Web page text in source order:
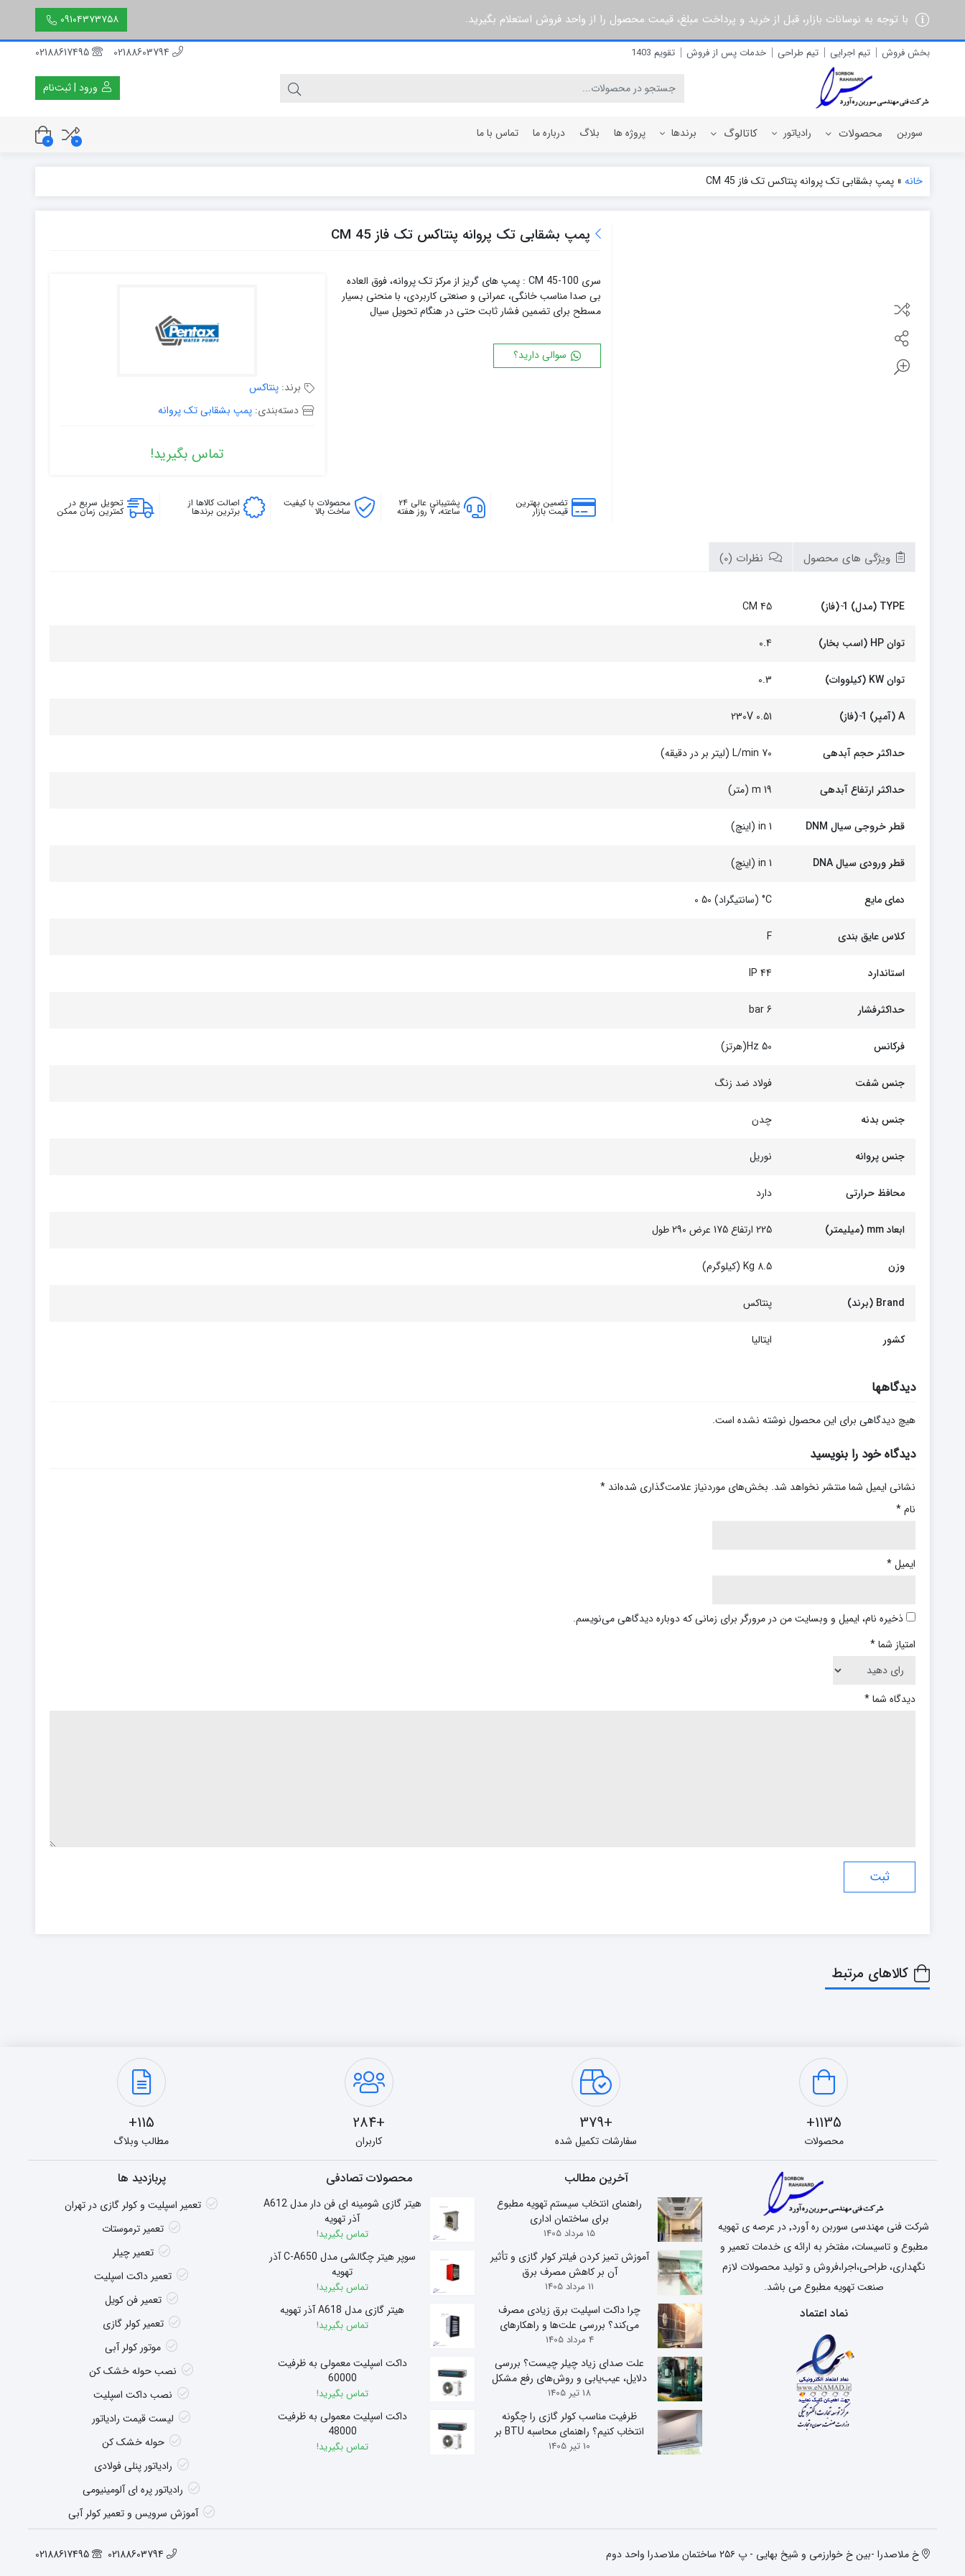
با توجه به نوسانات بازار، قبل از خرید و پرداخت مبلغ، قیمت محصول را از واحد فروش استعلام بگیرید. ۰۹۱۰۴۳۷۳۷۵۸
بخش فروش تیم اجرایی تیم طراحی خدمات پس از فروش تقویم 1403 02188617495
ورود | ثبت‌نام
سوربن محصولات رادیاتور
۵ پره
۱۰ پره
۱۲ پره
۱۵ پره
۲۰ پره
۶۴ سانتی متر
۸۰ سانتی متر
۱۰۰ سانتی متر
۱۲۰ سانتی متر
۱۴۰ سانتی متر
کاتالوگ برندها پروژه ها بلاگ درباره ما تماس با ما 0
0
خانه» پمپ بشقابی تک پروانه پنتاکس تک فاز CM 45
پمپ بشقابی تک پروانه پنتاکس تک فاز CM 45
سری CM 45-100 : پمپ های گریز از مرکز تک پروانه، فوق العاده
بی صدا مناسب خانگی، عمرانی و صنعتی کاربردی، با منحنی بسیار
مسطح برای تضمین فشار ثابت حتی در هنگام تحویل سیال
سوالی دارید؟
برند:پنتاکس
دسته‌بندی:پمپ بشقابی تک پروانه
تماس بگیرید!
تضمین بهترین
قیمت بازار
پشتیبانی عالی ۲۴
ساعته، ۷ روز هفته
محصولات با کیفیت
ساخت بالا
اصالت کالاها از
برترین برندها
تحویل سریع در
کمترین زمان ممکن
ویژگی های محصول نظرات (0)
TYPE (مدل) 1 ̴(فاز) CM 45
توان HP (اسب بخار) 0.4
توان KW (کیلووات) 0.3
A (آمپر) 1 ̴(فاز) 0.51 230V
حداکثر حجم آبدهی 70 L/min (لیتر بر در دقیقه)
حداکثر ارتفاع آبدهی 19 m (متر)
قطر خروجی سیال DNM 1 in (اینچ)
قطر ورودی سیال DNA 1 in (اینچ)
دمای مایع C° (سانتیگراد) 50 0
کلاس عایق بندی F
استاندارد 44 IP
حداکثرفشار 6 bar
فرکانس 50 Hz(هرتز)
جنس شفت فولاد ضد زنگ
جنس بدنه چدن
جنس پروانه نوریل
محافظ حرارتی دارد
ابعاد mm (میلیمتر) 225 ارتفاع 175 عرض 290 طول
وزن 8.5 Kg (کیلوگرم)
Brand (برند) پنتاکس
کشور ایتالیا
دیدگاهها
هیچ دیدگاهی برای این محصول نوشته نشده است.
دیدگاه خود را بنویسید
نشانی ایمیل شما منتشر نخواهد شد. بخش‌های موردنیاز علامت‌گذاری شده‌اند *
نام*
ایمیل*
ذخیره نام، ایمیل و وبسایت من در مرورگر برای زمانی که دوباره دیدگاهی می‌نویسم.
امتیاز شما*
دیدگاه شما*
کالاهای مرتبط
1135+
محصولات
+379
سفارشات تکمیل شده
+284
کاربران
115+
مطالب وبلاگ
شرکت فنی مهندسی سوربن ره آورد٬ در عرصه ی تهویه
مطبوع و تاسیسات، مفتخر به ارائه ی خدمات تعمیر و
نگهداری، طراحی،اجرا،فروش و تولید محصولات لازم
صنعت تهویه مطبوع می باشد.
نماد اعتماد
آخرین مطالب
راهنمای انتخاب سیستم تهویه مطبوع
برای ساختمان اداری
15 مرداد 1405
آموزش تمیز کردن فیلتر کولر گازی و تأثیر
آن بر کاهش مصرف برق
11 مرداد 1405
چرا داکت اسپلیت برق زیادی مصرف
می‌کند؟ بررسی علت‌ها و راهکارهای
کاهش مصرف
4 مرداد 1405
علت صدای زیاد چیلر چیست؟ بررسی
دلایل، عیب‌یابی و روش‌های رفع مشکل
18 تیر 1405
ظرفیت مناسب کولر گازی را چگونه
انتخاب کنیم؟ راهنمای محاسبه BTU بر
اساس متراژ
10 تیر 1405
محصولات تصادفی
هیتر گازی شومینه ای فن دار مدل A612
آذر تهویه
تماس بگیرید!
سوپر هیتر چگالشی مدل C-A650 آذر
تهویه
تماس بگیرید!
هیتر گازی مدل A618 آذر تهویه
تماس بگیرید!
داکت اسپلیت معمولی به ظرفیت
60000
تماس بگیرید!
داکت اسپلیت معمولی به ظرفیت
48000
تماس بگیرید!
پربازدید ها
تعمیر اسپلیت و کولر گازی در تهران
تعمیر ترموستات
تعمیر چیلر
تعمیر داکت اسپلیت
تعمیر فن کویل
تعمیر کولر گازی
موتور کولر آبی
نصب حوله خشک کن
نصب داکت اسپلیت
لیست قیمت رادیاتور
حوله خشک کن
رادیاتور پنلی فولادی
رادیاتور پره ای آلومینیومی
آموزش سرویس و تعمیر کولر آبی
خ ملاصدرا -بین خ خوارزمی و شیخ بهایی - پ ۲۵۶ ساختمان ملاصدرا واحد دوم 02188603794
02188617495